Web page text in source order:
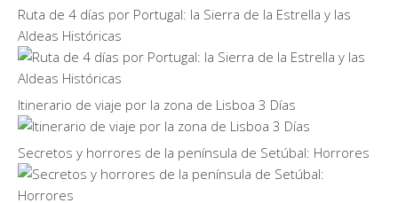
Ruta de 4 días por Portugal: la Sierra de la Estrella y las
Aldeas Históricas
Itinerario de viaje por la zona de Lisboa 3 Días
Secretos y horrores de la península de Setúbal: Horrores